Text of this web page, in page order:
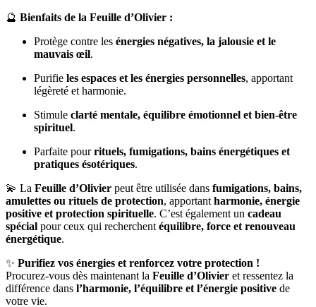
🔮 Bienfaits de la Feuille d’Olivier :
Protège contre les énergies négatives, la jalousie et le
mauvais œil.
Purifie les espaces et les énergies personnelles, apportant
légèreté et harmonie.
Stimule clarté mentale, équilibre émotionnel et bien-être
spirituel.
Parfaite pourrituels, fumigations, bains énergétiques et
pratiques ésotériques.
💫 La Feuille d’Olivier peut être utilisée dans fumigations, bains,
amulettes ou rituels de protection, apportant harmonie, énergie
positive et protection spirituelle. C’est également un cadeau
spécial pour ceux qui recherchent équilibre, force et renouveau
énergétique.
✨ Purifiez vos énergies et renforcez votre protection !
Procurez-vous dès maintenant la Feuille d’Olivier et ressentez la
différence dans l’harmonie, l’équilibre et l’énergie positive de
votre vie.